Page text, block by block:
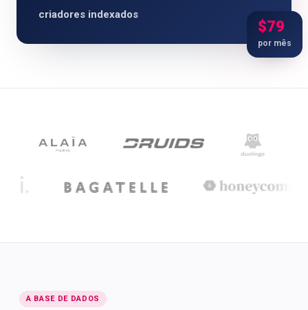
criadores indexados
$79
por mês
A BASE DE DADOS